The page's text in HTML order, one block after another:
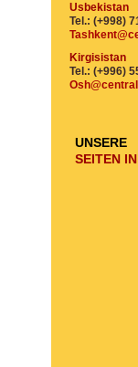
Usbekistan
Tel.: (+998)
Kirgisistan
Tel.: (+996)
UNSERE
SEITEN